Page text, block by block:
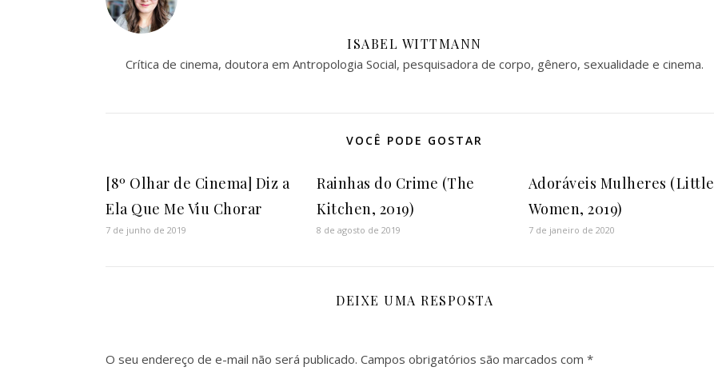
ISABEL WITTMANN
Crítica de cinema, doutora em Antropologia Social, pesquisadora de corpo, gênero, sexualidade e cinema.
VOCÊ PODE GOSTAR
[8º Olhar de Cinema] Diz a
Ela Que Me Viu Chorar
7 de junho de 2019
Rainhas do Crime (The
Kitchen, 2019)
8 de agosto de 2019
Adoráveis Mulheres (Little
Women, 2019)
7 de janeiro de 2020
DEIXE UMA RESPOSTA
O seu endereço de e-mail não será publicado. Campos obrigatórios são marcados com *